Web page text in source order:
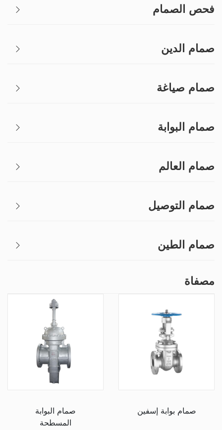
فحص الصمام
صمام الدين
صمام صياغة
صمام البوابة
صمام العالم
صمام التوصيل
صمام الطين
مصفاة
صمام بوابة إسفين
صمام البوابة
المسطحة